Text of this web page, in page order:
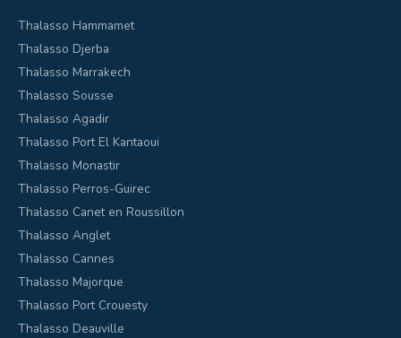
Thalasso Hammamet
Thalasso Djerba
Thalasso Marrakech
Thalasso Sousse
Thalasso Agadir
Thalasso Port El Kantaoui
Thalasso Monastir
Thalasso Perros-Guirec
Thalasso Canet en Roussillon
Thalasso Anglet
Thalasso Cannes
Thalasso Majorque
Thalasso Port Crouesty
Thalasso Deauville